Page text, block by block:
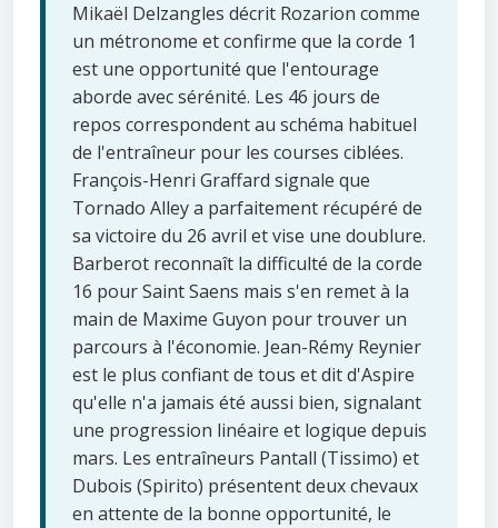
Mikaël Delzangles décrit Rozarion comme
un métronome et confirme que la corde 1
est une opportunité que l'entourage
aborde avec sérénité. Les 46 jours de
repos correspondent au schéma habituel
de l'entraîneur pour les courses ciblées.
François-Henri Graffard signale que
Tornado Alley a parfaitement récupéré de
sa victoire du 26 avril et vise une doublure.
Barberot reconnaît la difficulté de la corde
16 pour Saint Saens mais s'en remet à la
main de Maxime Guyon pour trouver un
parcours à l'économie. Jean-Rémy Reynier
est le plus confiant de tous et dit d'Aspire
qu'elle n'a jamais été aussi bien, signalant
une progression linéaire et logique depuis
mars. Les entraîneurs Pantall (Tissimo) et
Dubois (Spirito) présentent deux chevaux
en attente de la bonne opportunité, le